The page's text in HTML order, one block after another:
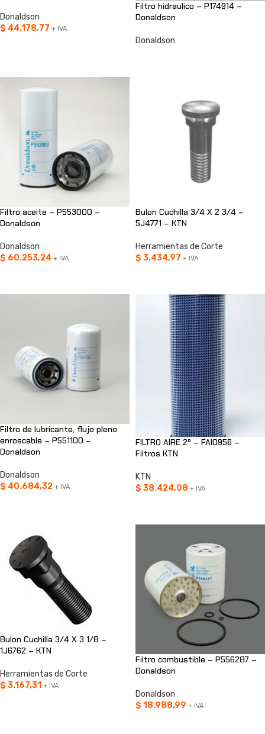
Donaldson
$ 44.178,77 + IVA
Filtro hidraulico – P174914 –
Donaldson
Donaldson
Filtro aceite – P553000 –
Donaldson
Donaldson
$ 60.253,24 + IVA
Bulon Cuchilla 3/4 X 2 3/4 –
5J4771 – KTN
Herramientas de Corte
$ 3.434,97 + IVA
Filtro de lubricante, flujo pleno
enroscable – P551100 –
Donaldson
Donaldson
$ 40.684,32 + IVA
FILTRO AIRE 2º – FAI0956 –
Filtros KTN
KTN
$ 38.424,08 + IVA
Bulon Cuchilla 3/4 X 3 1/8 –
1J6762 – KTN
Herramientas de Corte
$ 3.167,31 + IVA
Filtro combustible – P556287 –
Donaldson
Donaldson
$ 18.988,99 + IVA